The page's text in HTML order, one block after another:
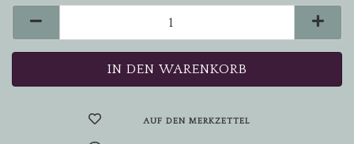
AUF DEN MERKZETTEL